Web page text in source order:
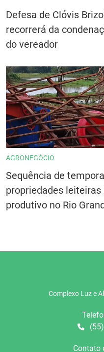
Defesa de Clóvis
recorrerá da
do vereador
AGRONEGÓCIO
Sequência de
propriedades
produtivo no Rio
Complexo Luz e
Contato